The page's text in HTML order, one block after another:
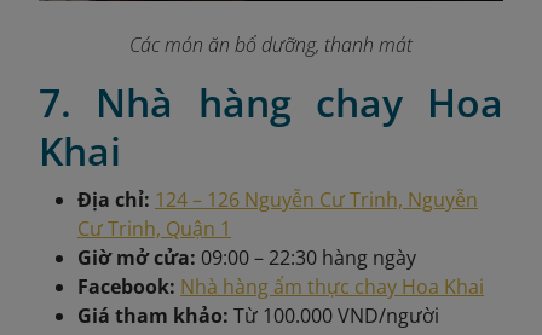
Các món ăn bổ dưỡng, thanh mát
7. Nhà hàng chay Hoa
Khai
Địa chỉ: 124 – 126 Nguyễn Cư Trinh, Nguyễn
Cư Trinh, Quận 1
Giờ mở cửa: 09:00 – 22:30 hàng ngày
Facebook: Nhà hàng ẩm thực chay Hoa Khai
Giá tham khảo: Từ 100.000 VND/người